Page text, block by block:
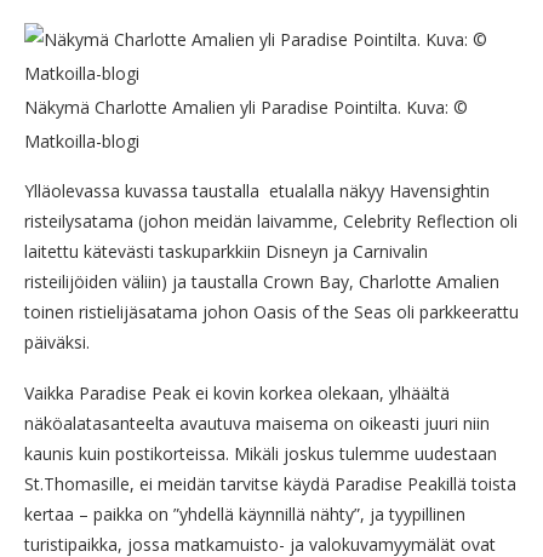
Näkymä Charlotte Amalien yli Paradise Pointilta. Kuva: ©
Matkoilla-blogi
Ylläolevassa kuvassa taustalla etualalla näkyy Havensightin
risteilysatama (johon meidän laivamme, Celebrity Reflection oli
laitettu kätevästi taskuparkkiin Disneyn ja Carnivalin
risteilijöiden väliin) ja taustalla Crown Bay, Charlotte Amalien
toinen ristielijäsatama johon Oasis of the Seas oli parkkeerattu
päiväksi.
Vaikka Paradise Peak ei kovin korkea olekaan, ylhäältä
näköalatasanteelta avautuva maisema on oikeasti juuri niin
kaunis kuin postikorteissa. Mikäli joskus tulemme uudestaan
St.Thomasille, ei meidän tarvitse käydä Paradise Peakillä toista
kertaa – paikka on ”yhdellä käynnillä nähty”, ja tyypillinen
turistipaikka, jossa matkamuisto- ja valokuvamyymälät ovat